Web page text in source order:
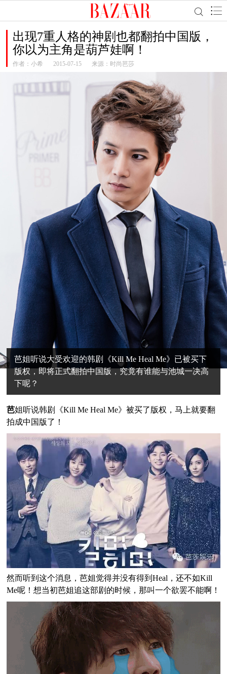
出现7重人格的神剧也都翻拍中国版，
你以为主角是葫芦娃啊！
作者： 小希 2015-07-15 来源：时尚芭莎
芭姐听说大受欢迎的韩剧《Kill Me Heal Me》已被买下
版权，即将正式翻拍中国版，究竟有谁能与池城一决高
下呢？
芭姐听说韩剧《Kill Me Heal Me》被买了版权，马上就要翻
拍成中国版了！
然而听到这个消息，芭姐觉得并没有得到Heal，还不如Kill
Me呢！想当初芭姐追这部剧的时候，那叫一个欲罢不能啊！